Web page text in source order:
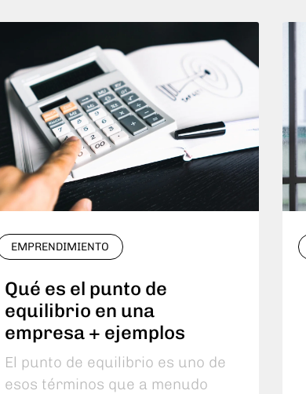
EMPRENDIMIENTO
Qué es el punto de
equilibrio en una
empresa + ejemplos
El punto de equilibrio es uno de
esos términos que a menudo